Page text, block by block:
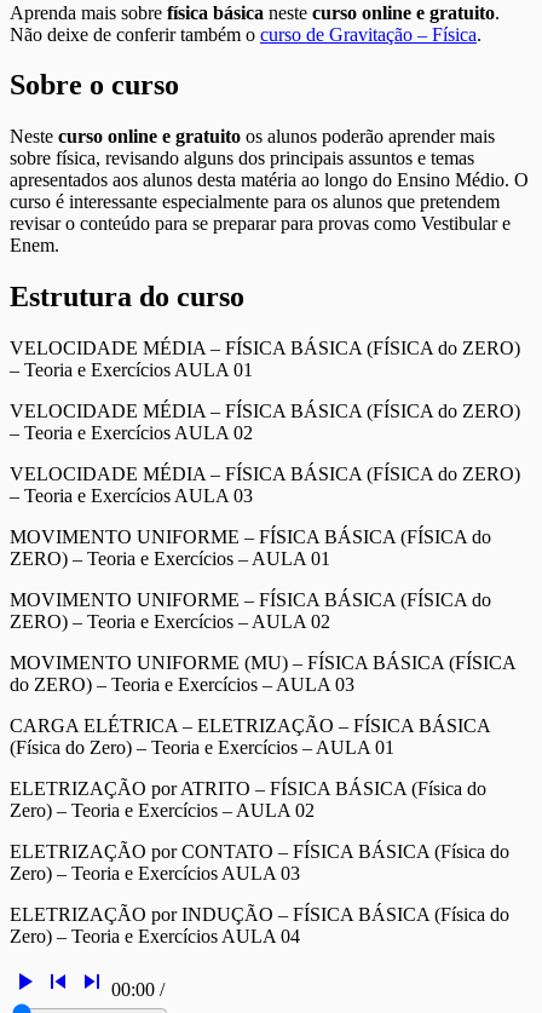
Aprenda mais sobre física básica neste curso online e gratuito.
Não deixe de conferir também o curso de Gravitação – Física.
Sobre o curso
Neste curso online e gratuito os alunos poderão aprender mais
sobre física, revisando alguns dos principais assuntos e temas
apresentados aos alunos desta matéria ao longo do Ensino Médio. O
curso é interessante especialmente para os alunos que pretendem
revisar o conteúdo para se preparar para provas como Vestibular e
Enem.
Estrutura do curso
VELOCIDADE MÉDIA – FÍSICA BÁSICA (FÍSICA do ZERO)
– Teoria e Exercícios AULA 01
VELOCIDADE MÉDIA – FÍSICA BÁSICA (FÍSICA do ZERO)
– Teoria e Exercícios AULA 02
VELOCIDADE MÉDIA – FÍSICA BÁSICA (FÍSICA do ZERO)
– Teoria e Exercícios AULA 03
MOVIMENTO UNIFORME – FÍSICA BÁSICA (FÍSICA do
ZERO) – Teoria e Exercícios – AULA 01
MOVIMENTO UNIFORME – FÍSICA BÁSICA (FÍSICA do
ZERO) – Teoria e Exercícios – AULA 02
MOVIMENTO UNIFORME (MU) – FÍSICA BÁSICA (FÍSICA
do ZERO) – Teoria e Exercícios – AULA 03
CARGA ELÉTRICA – ELETRIZAÇÃO – FÍSICA BÁSICA
(Física do Zero) – Teoria e Exercícios – AULA 01
ELETRIZAÇÃO por ATRITO – FÍSICA BÁSICA (Física do
Zero) – Teoria e Exercícios – AULA 02
ELETRIZAÇÃO por CONTATO – FÍSICA BÁSICA (Física do
Zero) – Teoria e Exercícios AULA 03
ELETRIZAÇÃO por INDUÇÃO – FÍSICA BÁSICA (Física do
Zero) – Teoria e Exercícios AULA 04
play_arrow skip_previous skip_next 00:00 /